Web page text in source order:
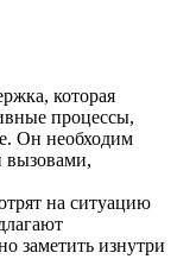
которая
процессы,
Он необходим
вызовами,
на ситуацию
заметить изнутри